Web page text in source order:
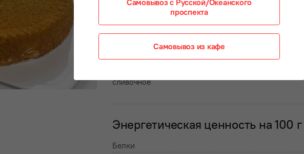
праздником
Состав:
сливочное
Энергетическая ценность на 100 г
Белки
Самовывоз с Русской/Океанского
проспекта
Самовывоз из кафе